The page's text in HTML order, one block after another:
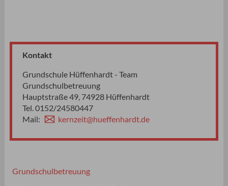
Kontakt
Grundschule Hüffenhardt - Team
Grundschulbetreuung
Hauptstraße 49, 74928 Hüffenhardt
Tel. 0152/24580447
Mail:
kernzeit@hueffenhardt.de
Grundschulbetreuung